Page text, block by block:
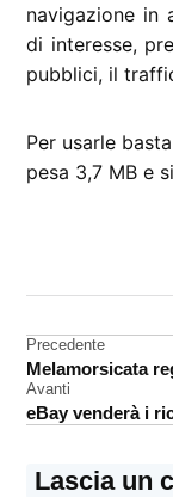
navigazione in
di interesse,
pubblici, il
Per usarle
pesa 3,7 MB e
App
Store
iPad
Nokia
Navigazione
articoli
Precedente
Melamorsicata
Avanti
eBay venderà i
Lascia un